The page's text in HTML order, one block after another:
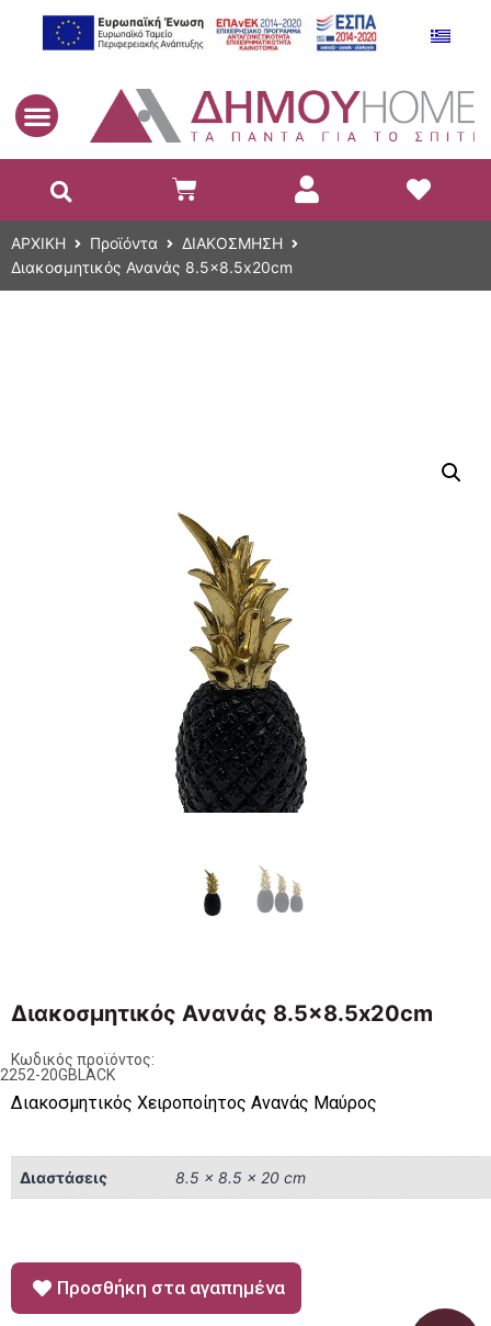
ΑΡΧΙΚΗ Προϊόντα
ΔΙΑΚΟΣΜΗΣΗ
Διακοσμητικός Ανανάς 8.5×8.5x20cm
Διακοσμητικός Ανανάς 8.5×8.5x20cm
Κωδικός προϊόντος:
20GBLACK
Διακοσμητικός Χειροποίητος Ανανάς Μαύρος
Διαστάσεις 8.5 × 8.5 × 20 cm
Προσθήκη στα αγαπημένα